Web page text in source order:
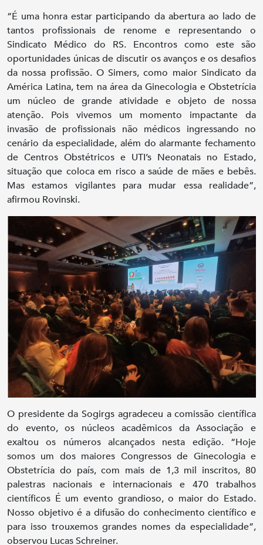
“É uma honra estar participando da abertura ao lado de
tantos profissionais de renome e representando o
Sindicato Médico do RS. Encontros como este são
oportunidades únicas de discutir os avanços e os desafios
da nossa profissão. O Simers, como maior Sindicato da
América Latina, tem na área da Ginecologia e Obstetrícia
um núcleo de grande atividade e objeto de nossa
atenção. Pois vivemos um momento impactante da
invasão de profissionais não médicos ingressando no
cenário da especialidade, além do alarmante fechamento
de Centros Obstétricos e UTI’s Neonatais no Estado,
situação que coloca em risco a saúde de mães e bebês.
Mas estamos vigilantes para mudar essa realidade”,
afirmou Rovinski.
O presidente da Sogirgs agradeceu a comissão científica
do evento, os núcleos acadêmicos da Associação e
exaltou os números alcançados nesta edição. “Hoje
somos um dos maiores Congressos de Ginecologia e
Obstetrícia do país, com mais de 1,3 mil inscritos, 80
palestras nacionais e internacionais e 470 trabalhos
científicos É um evento grandioso, o maior do Estado.
Nosso objetivo é a difusão do conhecimento científico e
para isso trouxemos grandes nomes da especialidade”,
observou Lucas Schreiner.